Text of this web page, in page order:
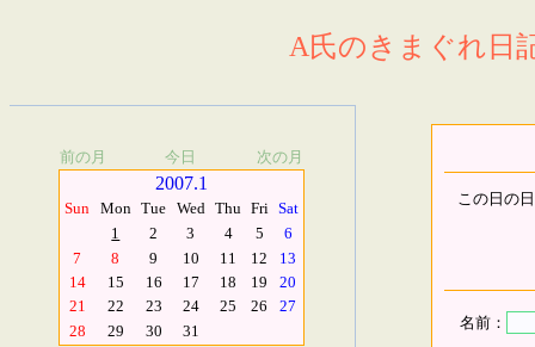
A氏のきまぐれ日
前の月 今日 次の月
2007.1
Sun Mon Tue Wed Thu Fri Sat
1
2 3 4 5
6
7
8 9 10 11 12
13
14
15 16 17 18 19
20
21
22 23 24 25 26
27
28
29 30 31
この日の
名前：